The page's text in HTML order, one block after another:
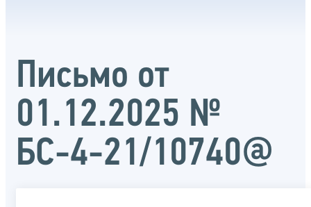
Письмо от
01.12.2025 №
БС-4-21/10740@